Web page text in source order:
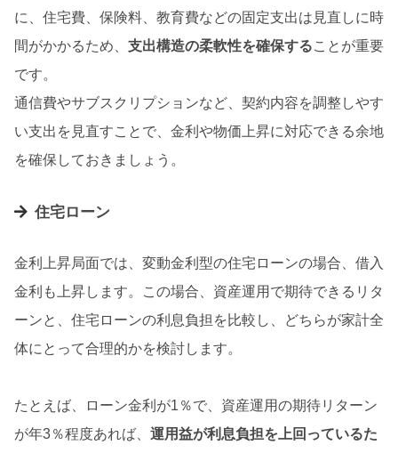
に、住宅費、保険料、教育費などの固定支出は見直しに時
間がかかるため、 支出構造の柔軟性を確保することが重要
です。
通信費やサブスクリプションなど、契約内容を調整しやす
い支出を見直すことで、金利や物価上昇に対応できる余地
を確保しておきましょう。
住宅ローン
金利上昇局面では、変動金利型の住宅ローンの場合、借入
金利も上昇します。この場合、資産運用で期待できるリタ
ーンと、住宅ローンの利息負担を比較し、どちらが家計全
体にとって合理的かを検討します。
たとえば、ローン金利が1％で、資産運用の期待リターン
が年3％程度あれば、 運用益が利息負担を上回っているた